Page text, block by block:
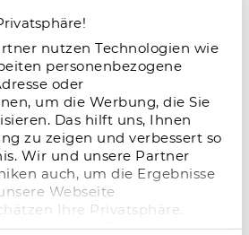
nutzen Technologien wie
personenbezogene
oder
um die Werbung, die Sie
Das hilft uns, Ihnen
zu zeigen und verbessert so
Wir und unsere Partner
auch, um die Ergebnisse
Webseite
Ihre Privatsphäre.
hiermit um Erlaubnis zum
Nicht alle in der
folgen.
kopierte Texte und Bilder:
Urheber, wenn Du etwas
sich nicht, sich mit fremden
nicht für Werbung. Wir
ohnehin löschen.